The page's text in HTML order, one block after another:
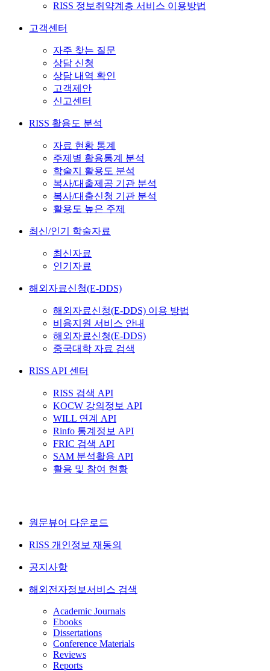
RISS 정보취약계층 서비스 이용방법
고객센터
자주 찾는 질문
상담 신청
상담 내역 확인
고객제안
신고센터
RISS 활용도 분석
자료 현황 통계
주제별 활용통계 분석
학술지 활용도 분석
복사/대출제공 기관 분석
복사/대출신청 기관 분석
활용도 높은 주제
최신/인기 학술자료
최신자료
인기자료
해외자료신청(E-DDS)
해외자료신청(E-DDS) 이용 방법
비용지원 서비스 안내
해외자료신청(E-DDS)
중국대학 자료 검색
RISS API 센터
RISS 검색 API
KOCW 강의정보 API
WILL 연계 API
Rinfo 통계정보 API
FRIC 검색 API
SAM 분석활용 API
활용 및 참여 현황
원문뷰어 다운로드
RISS 개인정보 재동의
공지사항
해외전자정보서비스 검색
Academic Journals
Ebooks
Dissertations
Conference Materials
Reviews
Reports